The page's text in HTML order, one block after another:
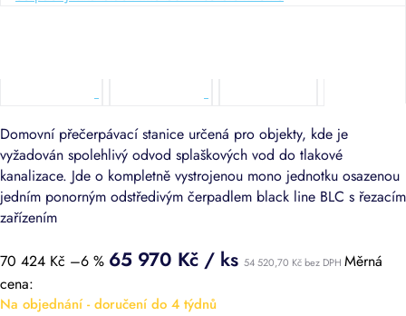
70 424 Kč –6 % 65 970 Kč / ks 54 520,70 Kč bez DPH Měrná
cena:
Na objednání - doručení do 4 týdnů
Domovní přečerpávací stanice určená pro objekty, kde je
vyžadován spolehlivý odvod splaškových vod do tlakové
kanalizace. Jde o kompletně vystrojenou mono jednotku osazenou
jedním ponorným odstředivým čerpadlem black line BLC s řezacím
zařízením